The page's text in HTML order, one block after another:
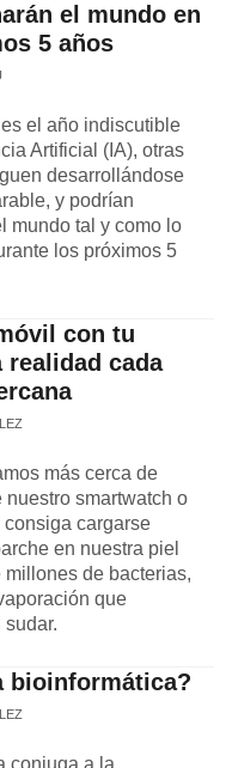
el mundo en
5 años
el año indiscutible
Artificial (IA), otras
desarrollándose
y podrían
mundo tal y como lo
los próximos 5
con tu
realidad cada
más cerca de
nuestro smartwatch o
cargarse
en nuestra piel
millones de bacterias,
que
sudar.
bioinformática?
conjuga a la